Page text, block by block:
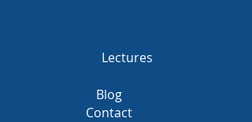
Lectures
Contact
Blog